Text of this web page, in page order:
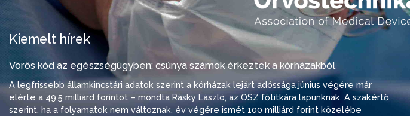
Kiemelt hírek
Vörös kód az egészségügyben: csúnya számok érkeztek a kórházakból
A legfrissebb államkincstári adatok szerint a kórházak lejárt adóssága június végére már
elérte a 49,5 milliárd forintot – mondta Rásky László, az OSZ főtitkára lapunknak. A szakértő
szerint, ha a folyamatok nem változnak, év végére ismét 100 milliárd forint közelébe